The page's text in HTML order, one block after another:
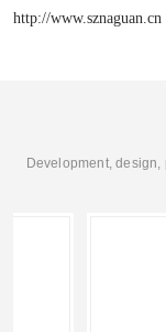
http://www.sznaguan.cn
Development,